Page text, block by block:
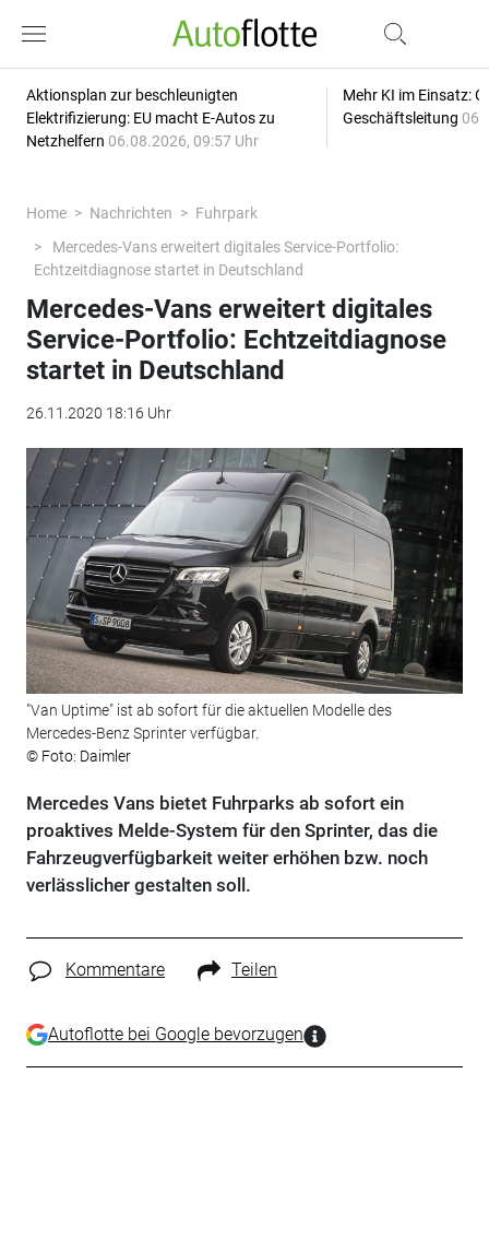
Aktionsplan zur beschleunigten
Elektrifizierung: EU macht E-Autos zu
Netzhelfern 06.08.2026, 09:57 Uhr
Mehr KI im Einsatz:
Geschäftsleitung
Home Nachrichten
Fuhrpark
Mercedes-Vans erweitert digitales Service-Portfolio:
Echtzeitdiagnose startet in Deutschland
Mercedes-Vans erweitert digitales
Service-Portfolio: Echtzeitdiagnose
startet in Deutschland
26.11.2020 18:16 Uhr
"Van Uptime" ist ab sofort für die aktuellen Modelle des
Mercedes-Benz Sprinter verfügbar.
© Foto: Daimler
Mercedes Vans bietet Fuhrparks ab sofort ein
proaktives Melde-System für den Sprinter, das die
Fahrzeugverfügbarkeit weiter erhöhen bzw. noch
verlässlicher gestalten soll.
Kommentare Teilen
Autoflotte bei Google bevorzugen